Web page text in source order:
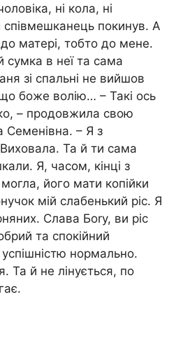
ні кола, ні
співмешканець покинув. А
до матері, тобто до мене.
сумка в неї та сама
зі спальні не вийшов
боже волію… – Такі ось
– продовжила свою
Семенівна. – Я з
Та й ти сама
Я, часом, кінці з
його мати копійки
мій слабенький ріс. Я
Слава Боrу, ви ріс
та спокійний
нормально.
Та й не лінується, по